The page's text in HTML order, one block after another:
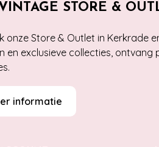
STORE &
onze Store & Outlet in Kerkrade
en exclusieve collecties,
informatie